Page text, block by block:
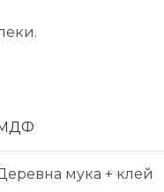
мука + клей